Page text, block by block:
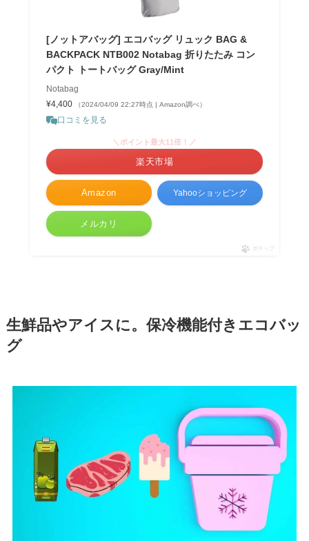
[ノットアバッグ] エコバッグ リュック BAG &
BACKPACK NTB002 Notabag 折りたたみ コン
パクト トートバッグ Gray/Mint
Notabag
¥4,400
（2024/04/09 22:27時点 | Amazon調べ）
口コミを見る
Amazon
＼ポイント最大11倍！／
楽天市場
Yahooショッピング
メルカリ
ポチップ
生鮮品やアイスに。保冷機能付きエコバッ
グ